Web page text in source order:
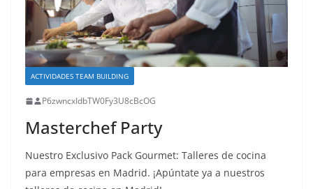
ACTIVIDADES TEAM BUILDING
P6zwncxIdbTW0Fy3U8cBcOG
Masterchef Party
Nuestro Exclusivo Pack Gourmet: Talleres de cocina
para empresas en Madrid. ¡Apúntate ya a nuestros